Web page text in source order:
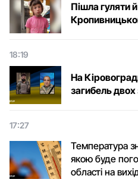
Пішла гуляти
18:19
На
загибель двох
17:27
Температура
якою буде
області на